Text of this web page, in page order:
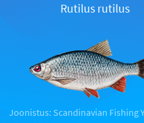
Rutilus rutilus
Joonistus: Scandinavian Fishing